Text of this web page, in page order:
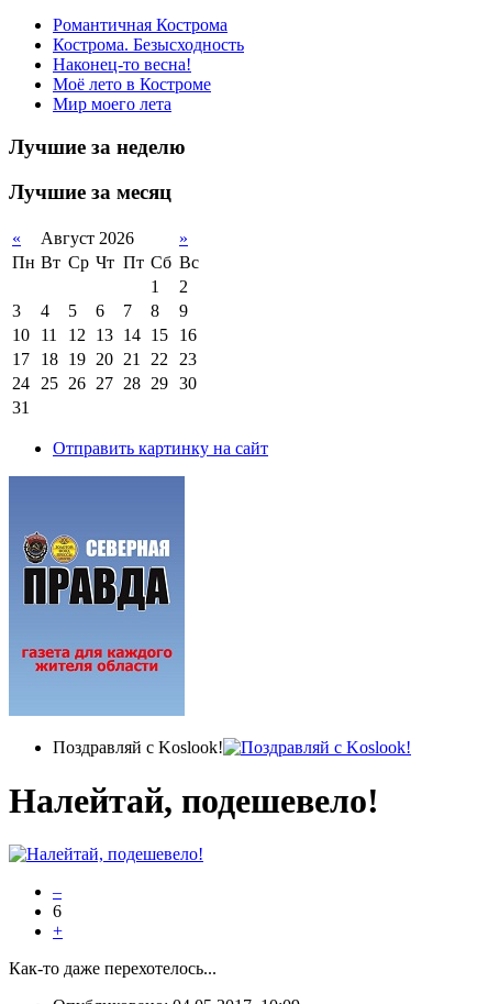
Романтичная Кострома
Кострома. Безысходность
Наконец-то весна!
Моё лето в Костроме
Мир моего лета
Лучшие за неделю
Лучшие за месяц
« Август 2026
»
Пн Вт Ср Чт Пт Сб Вс
1
2
3
4 5 6 7 8
9
10
11 12 13 14 15
16
17
18 19 20 21 22
23
24
25 26 27 28 29 30
31
Отправить картинку на сайт
Поздравляй с Koslook!
Налейтай, подешевело!
–
6
+
Как-то даже перехотелось...